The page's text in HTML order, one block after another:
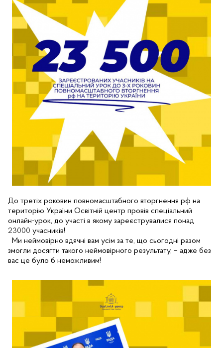
До третіх роковин повномасштабного вторгнення рф на
територію України Освітній центр провів спеціальний
23000
Ми неймовірно вдячні вам усім за те, що сьогодні разом
змогли досягти такого неймовірного результату, – адже без